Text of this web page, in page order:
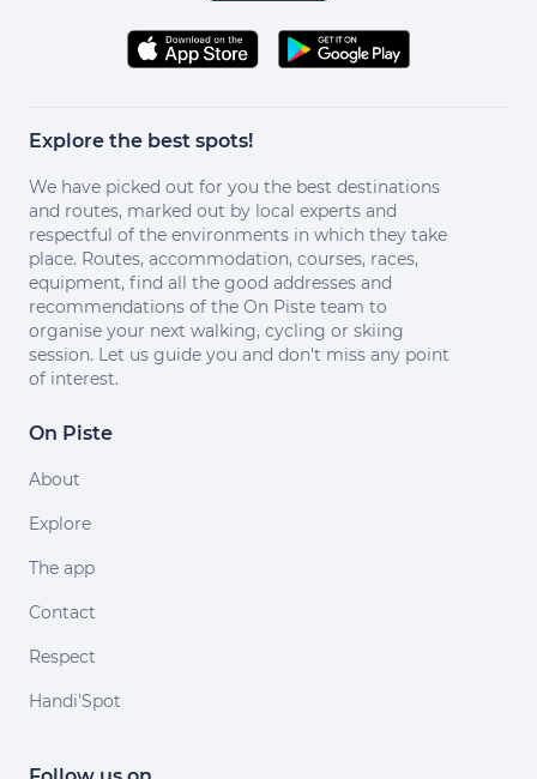
Explore the best spots!
We have picked out for you the best destinations
and routes, marked out by local experts and
respectful of the environments in which they take
place. Routes, accommodation, courses, races,
equipment, find all the good addresses and
recommendations of the On Piste team to
organise your next walking, cycling or skiing
session. Let us guide you and don't miss any point
of interest.
On Piste
About
Explore
The app
Contact
Respect
Handi'Spot